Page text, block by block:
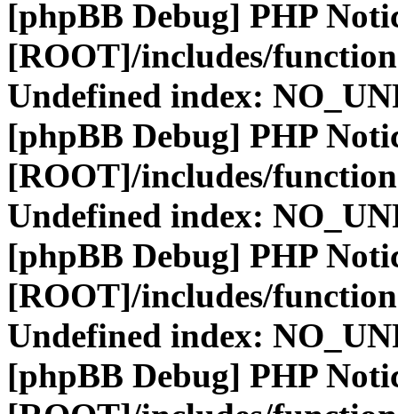
[phpBB Debug] PHP
[ROOT]/includes/
Undefined index:
[phpBB Debug] PHP
[ROOT]/includes/
Undefined index:
[phpBB Debug] PHP
[ROOT]/includes/
Undefined index:
[phpBB Debug] PHP